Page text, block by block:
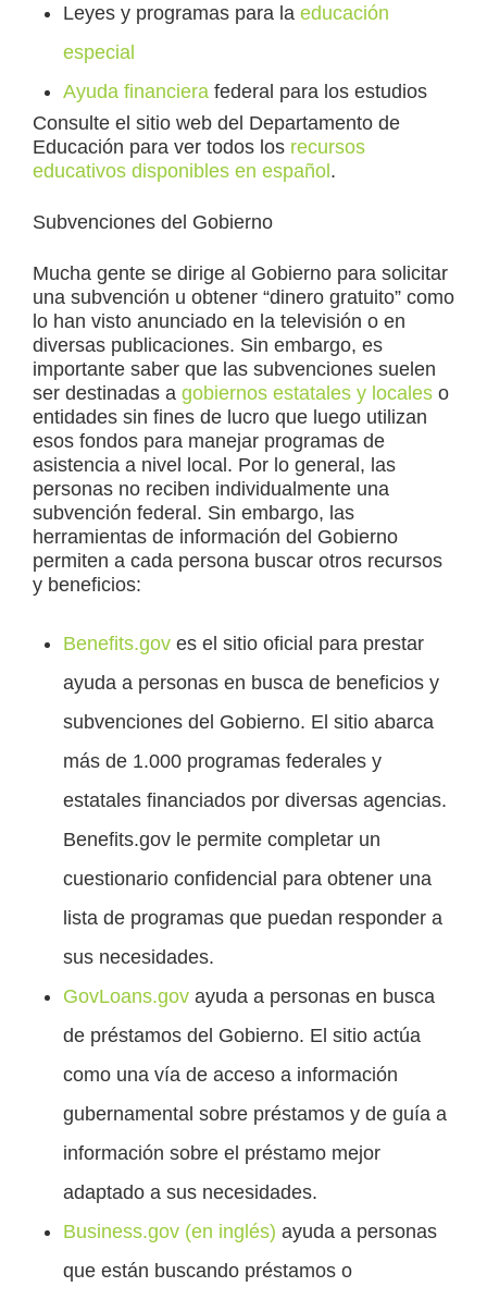
Leyes y programas para la educación
especial
Ayuda financiera federal para los estudios
Consulte el sitio web del Departamento de
Educación para ver todos los recursos
educativos disponibles en español.
Subvenciones del Gobierno
Mucha gente se dirige al Gobierno para solicitar
una subvención u obtener “dinero gratuito” como
lo han visto anunciado en la televisión o en
diversas publicaciones. Sin embargo, es
importante saber que las subvenciones suelen
ser destinadas a gobiernos estatales y locales o
entidades sin fines de lucro que luego utilizan
esos fondos para manejar programas de
asistencia a nivel local. Por lo general, las
personas no reciben individualmente una
subvención federal. Sin embargo, las
herramientas de información del Gobierno
permiten a cada persona buscar otros recursos
y beneficios:
Benefits.gov es el sitio oficial para prestar
ayuda a personas en busca de beneficios y
subvenciones del Gobierno. El sitio abarca
más de 1.000 programas federales y
estatales financiados por diversas agencias.
Benefits.gov le permite completar un
cuestionario confidencial para obtener una
lista de programas que puedan responder a
sus necesidades.
GovLoans.gov ayuda a personas en busca
de préstamos del Gobierno. El sitio actúa
como una vía de acceso a información
gubernamental sobre préstamos y de guía a
información sobre el préstamo mejor
adaptado a sus necesidades.
Business.gov (en inglés) ayuda a personas
que están buscando préstamos o